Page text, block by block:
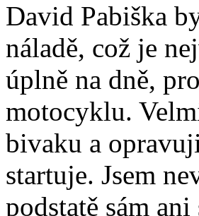
David Pabiška
náladě, což je
úplně na dně,
motocyklu.
bivaku a
startuje. Jsem
podstatě sám